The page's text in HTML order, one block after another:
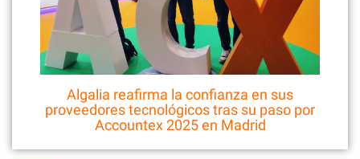
Algalia reafirma la confianza en sus
proveedores tecnológicos tras su paso por
Accountex 2025 en Madrid